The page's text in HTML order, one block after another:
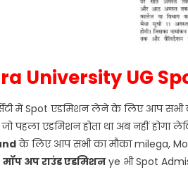
University UG
में Spot एडमिशन लेने के लिए आप सभी
पहला एडमिशन होता था अब नहीं होगा
के लिए आप सभी का मौका milega, Mop
मॉप अप राउंड एडमिशन ye भी Spot